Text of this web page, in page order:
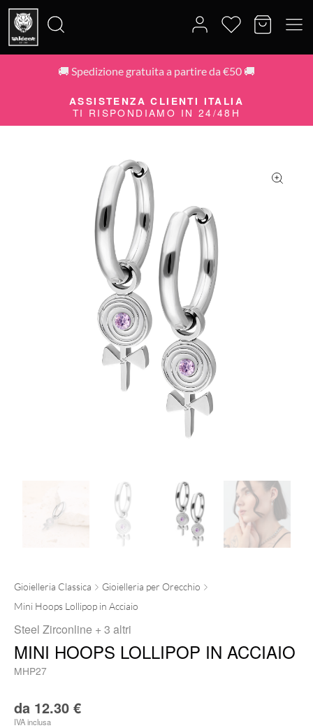
🚚 Spedizione gratuita a partire da €50 🚚
ASSISTENZA CLIENTI ITALIA
TI RISPONDIAMO IN 24/48H
Gioielleria Classica
Gioielleria per Orecchio
Mini Hoops Lollipop in Acciaio
Steel Zirconline + 3 altri
MINI HOOPS LOLLIPOP IN ACCIAIO
MHP27
da 12.30 €
IVA inclusa